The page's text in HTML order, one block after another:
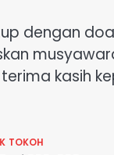
dengan
kasih
TOKOH